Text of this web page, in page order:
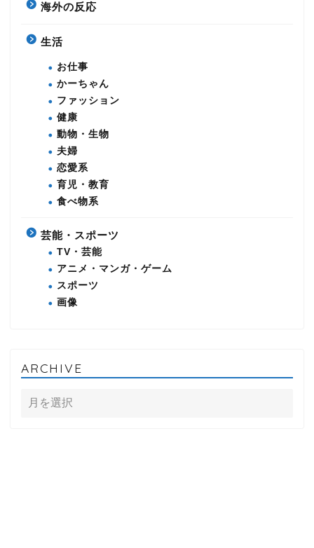
海外の反応
生活
お仕事
かーちゃん
ファッション
健康
動物・生物
夫婦
恋愛系
育児・教育
食べ物系
芸能・スポーツ
TV・芸能
アニメ・マンガ・ゲーム
スポーツ
画像
ARCHIVE